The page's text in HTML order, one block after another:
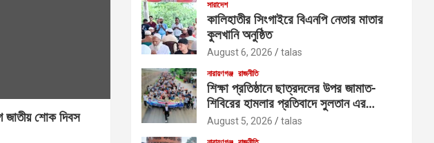
জাতীয় শোক দিবস
সারাদেশ
কালিহাতীর সিংগাইরে বিএনপি নেতার মাতার
কুলখানি অনুষ্ঠিত
August 6, 2026 talas
নারায়ণগঞ্জ রাজনীতি
শিক্ষা প্রতিষ্ঠানে ছাত্রদলের উপর জামাত-
শিবিরের হামলার প্রতিবাদে সুলতান এর
নেতৃত্বে বিক্ষোভ
August 5, 2026 talas